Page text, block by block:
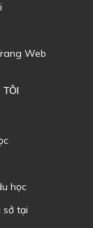
Web
TÔI
học
sở tại